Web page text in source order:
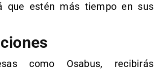
que estén más tiempo en sus
como Osabus, recibirás